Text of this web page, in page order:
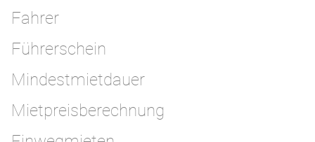
Fahrer
Führerschein
Mindestmietdauer
Mietpreisberechnung